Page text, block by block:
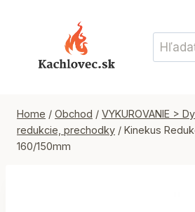
Hľadať:
Home / Obchod / VYKUROVANIE >
redukcie, prechodky / Kinekus
160/150mm